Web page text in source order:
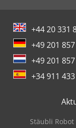
+44 20 331
+49 201
+49 201
+34 911
Stäubli Robot